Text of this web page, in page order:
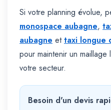
Si votre planning évolue,
monospace aubagne,
aubagne ettaxi longue
pour maintenir un
votre secteur.
Besoin d'un devis